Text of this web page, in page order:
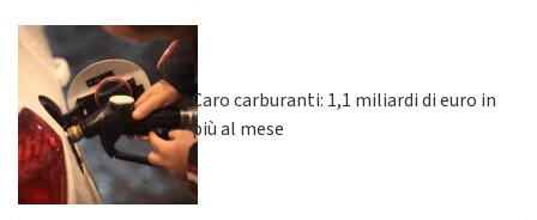
Caro carburanti: 1,1 miliardi di euro in
più al mese